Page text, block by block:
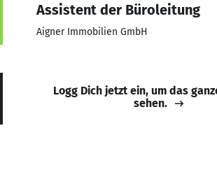
Assistent der Büroleitung
Aigner Immobilien GmbH
Logg Dich jetzt ein, um das
sehen.